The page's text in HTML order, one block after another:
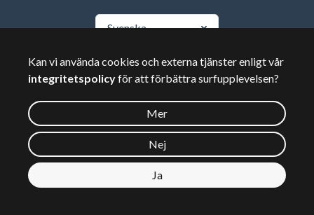
Svenska
🇸🇪Sverige
©2026Wannasport.dk
Privata uppgifter
Kan vi använda cookies och externa tjänster enligt vår
integritetspolicyför att förbättra surfupplevelsen?
Mer
Nej
Ja